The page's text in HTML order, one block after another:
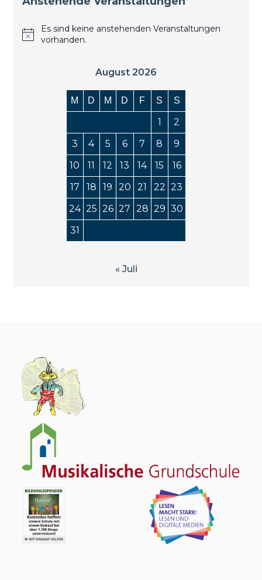
Es sind keine anstehenden Veranstaltungen
vorhanden.
August 2026
M D M D F S S
1
2
3
4 5 6 7 8
9
10
11 12 13 14 15
16
17
18 19 20 21 22 23
24 25 26 27 28 29 30
31
« Juli